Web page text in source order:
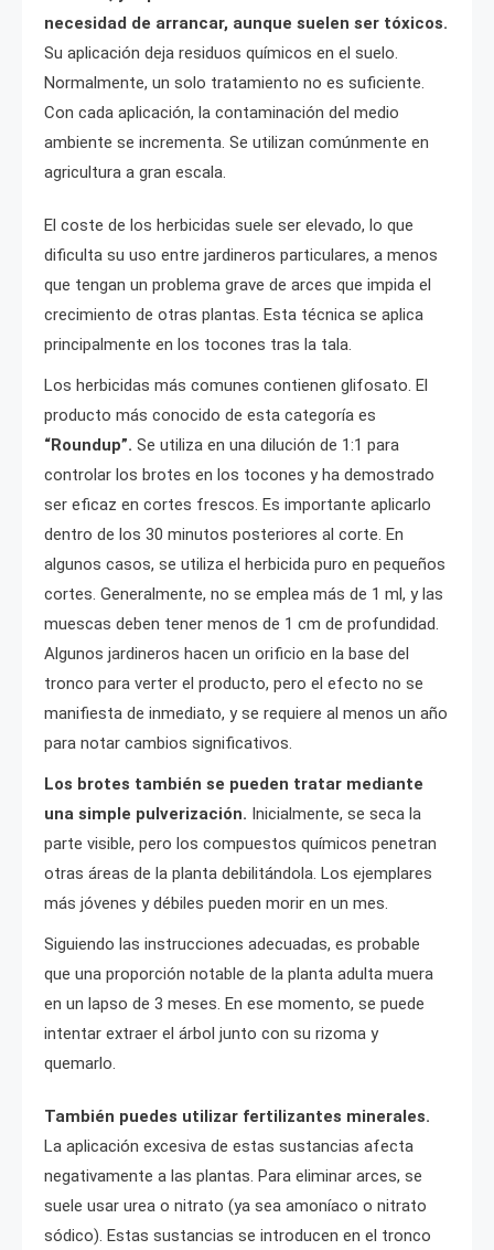
necesidad de arrancar, aunque suelen ser tóxicos.
Su aplicación deja residuos químicos en el suelo.
Normalmente, un solo tratamiento no es suficiente.
Con cada aplicación, la contaminación del medio
ambiente se incrementa. Se utilizan comúnmente en
agricultura a gran escala.
El coste de los herbicidas suele ser elevado, lo que
dificulta su uso entre jardineros particulares, a menos
que tengan un problema grave de arces que impida el
crecimiento de otras plantas. Esta técnica se aplica
principalmente en los tocones tras la tala.
Los herbicidas más comunes contienen glifosato. El
producto más conocido de esta categoría es
“Roundup”. Se utiliza en una dilución de 1:1 para
controlar los brotes en los tocones y ha demostrado
ser eficaz en cortes frescos. Es importante aplicarlo
dentro de los 30 minutos posteriores al corte. En
algunos casos, se utiliza el herbicida puro en pequeños
cortes. Generalmente, no se emplea más de 1 ml, y las
muescas deben tener menos de 1 cm de profundidad.
Algunos jardineros hacen un orificio en la base del
tronco para verter el producto, pero el efecto no se
manifiesta de inmediato, y se requiere al menos un año
para notar cambios significativos.
Los brotes también se pueden tratar mediante
una simple pulverización. Inicialmente, se seca la
parte visible, pero los compuestos químicos penetran
otras áreas de la planta debilitándola. Los ejemplares
más jóvenes y débiles pueden morir en un mes.
Siguiendo las instrucciones adecuadas, es probable
que una proporción notable de la planta adulta muera
en un lapso de 3 meses. En ese momento, se puede
intentar extraer el árbol junto con su rizoma y
quemarlo.
También puedes utilizar fertilizantes minerales.
La aplicación excesiva de estas sustancias afecta
negativamente a las plantas. Para eliminar arces, se
suele usar urea o nitrato (ya sea amoníaco o nitrato
sódico). Estas sustancias se introducen en el tronco